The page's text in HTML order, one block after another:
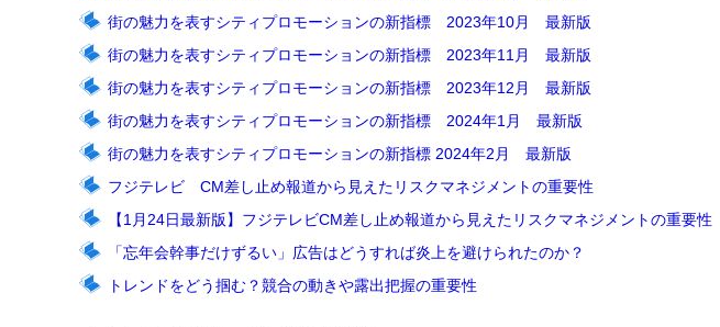
街の魅力を表すシティプロモーションの新指標 2023年10月 最新版
街の魅力を表すシティプロモーションの新指標 2023年11月 最新版
街の魅力を表すシティプロモーションの新指標 2023年12月 最新版
街の魅力を表すシティプロモーションの新指標 2024年1月 最新版
街の魅力を表すシティプロモーションの新指標 2024年2月 最新版
フジテレビ CM差し止め報道から見えたリスクマネジメントの重要性
【1月24日最新版】フジテレビCM差し止め報道から見えたリスクマネジメントの重要性
「忘年会幹事だけずるい」広告はどうすれば炎上を避けられたのか？
トレンドをどう掴む？ 競合の動きや露出把握の重要性